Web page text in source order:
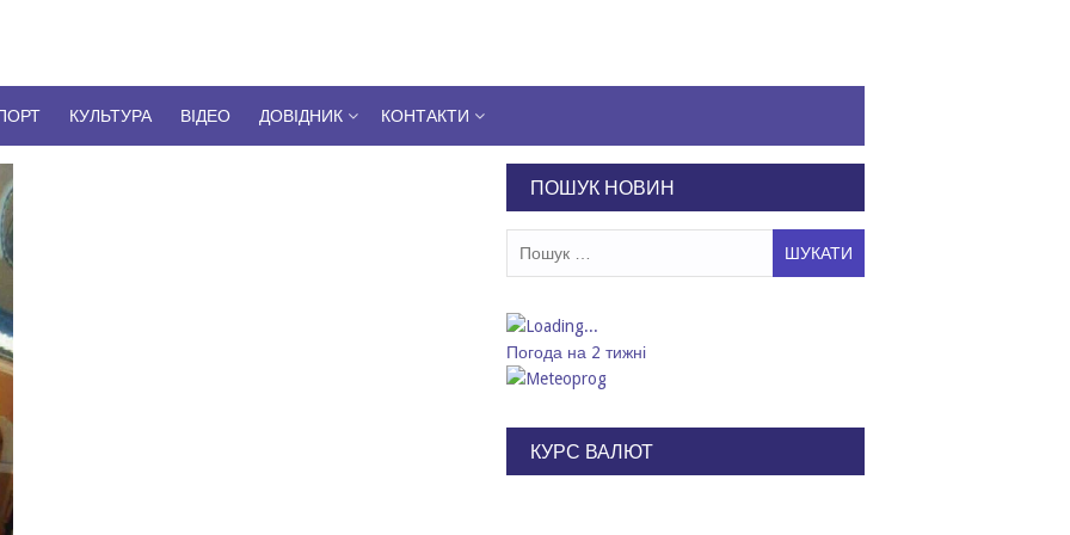
КУЛЬТУРА ВІДЕО ДОВІДНИК КОНТАКТИ
ПОШУК НОВИН
Погода на 2 тижні
КУРС ВАЛЮТ